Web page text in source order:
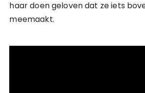
haar doen geloven dat ze iets
meemaakt.